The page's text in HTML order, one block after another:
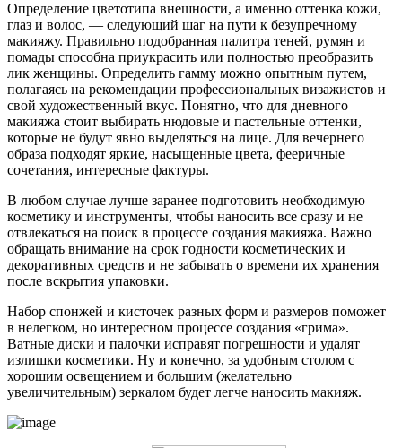
Определение цветотипа внешности, а именно оттенка кожи,
глаз и волос, — следующий шаг на пути к безупречному
макияжу. Правильно подобранная палитра теней, румян и
помады способна приукрасить или полностью преобразить
лик женщины. Определить гамму можно опытным путем,
полагаясь на рекомендации профессиональных визажистов и
свой художественный вкус. Понятно, что для дневного
макияжа стоит выбирать нюдовые и пастельные оттенки,
которые не будут явно выделяться на лице. Для вечернего
образа подходят яркие, насыщенные цвета, фееричные
сочетания, интересные фактуры.
В любом случае лучше заранее подготовить необходимую
косметику и инструменты, чтобы наносить все сразу и не
отвлекаться на поиск в процессе создания макияжа. Важно
обращать внимание на срок годности косметических и
декоративных средств и не забывать о времени их хранения
после вскрытия упаковки.
Набор спонжей и кисточек разных форм и размеров поможет
в нелегком, но интересном процессе создания «грима».
Ватные диски и палочки исправят погрешности и удалят
излишки косметики. Ну и конечно, за удобным столом с
хорошим освещением и большим (желательно
увеличительным) зеркалом будет легче наносить макияж.